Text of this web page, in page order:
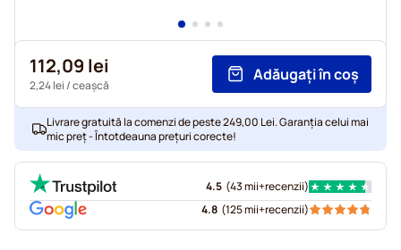
112,09 lei
2,24 lei / ceașcă
Adăugați în coș
Livrare gratuită la comenzi de peste 249,00 Lei. Garanția celui mai
mic preț - Întotdeauna prețuri corecte!
4.5 (43 mii+recenzii)
4.8 (125 mii+recenzii)